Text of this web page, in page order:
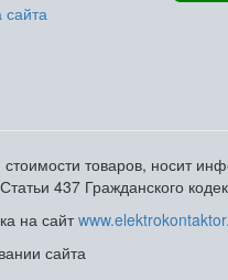
сайта
товаров, носит
437 Гражданского
на сайт
сайта